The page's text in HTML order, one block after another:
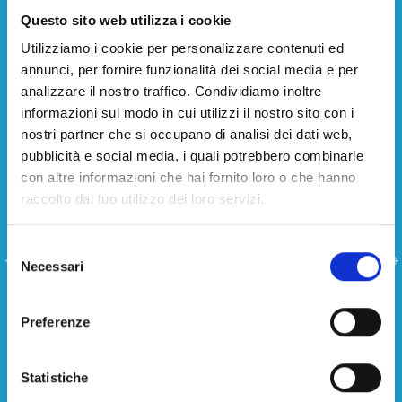
Questo sito web utilizza i cookie
Utilizziamo i cookie per personalizzare contenuti ed
annunci, per fornire funzionalità dei social media e per
analizzare il nostro traffico. Condividiamo inoltre
informazioni sul modo in cui utilizzi il nostro sito con i
nostri partner che si occupano di analisi dei dati web,
pubblicità e social media, i quali potrebbero combinarle
con altre informazioni che hai fornito loro o che hanno
raccolto dal tuo utilizzo dei loro servizi.
delNecessari
Preferenze
Statistiche
monouso imbustate include un
Materiali sostenibili: CPLA,
legno e PSM per una scelta
ecologica
Cartaria Italiana pone grande attenzione
alla sostenibilità ambientale, offrendo
materiali eco-friendly come il CPLA (PLA
calore fino a 80°C, ideale per alimenti
senza compromettere l’ambiente.